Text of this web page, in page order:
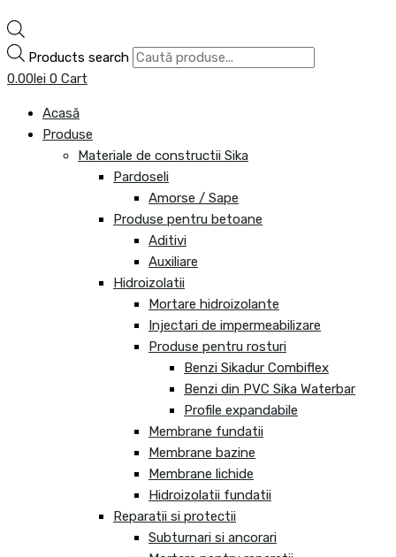
Products search
0.00lei 0 Cart
Acasă
Produse
Materiale de constructii Sika
Pardoseli
Amorse / Sape
Produse pentru betoane
Aditivi
Auxiliare
Hidroizolatii
Mortare hidroizolante
Injectari de impermeabilizare
Produse pentru rosturi
Benzi Sikadur Combiflex
Benzi din PVC Sika Waterbar
Profile expandabile
Membrane fundatii
Membrane bazine
Membrane lichide
Hidroizolatii fundatii
Reparatii si protectii
Subturnari si ancorari